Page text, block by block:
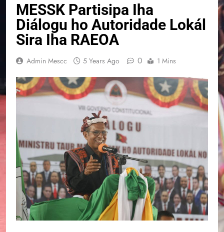
MESSK Partisipa Iha
Diálogu ho Autoridade Lokál
Sira Iha RAEOA
Admin Mescc 5 Years Ago 0 1 Mins